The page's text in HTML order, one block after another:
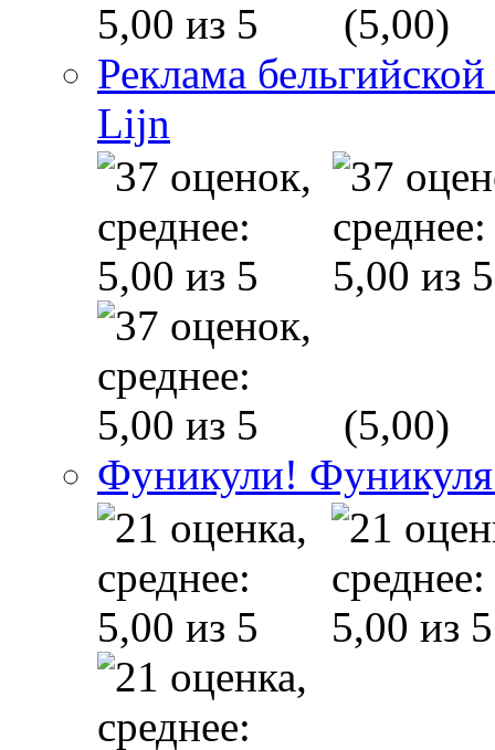
(5,00)
Реклама
Lijn
(5,00)
Фуникули!